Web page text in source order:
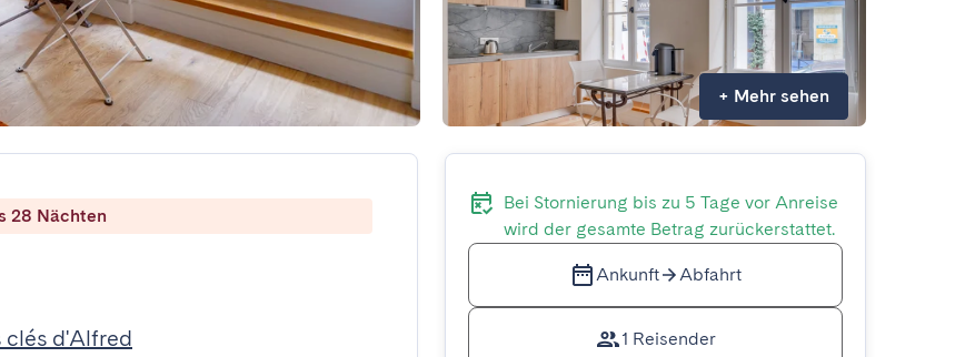
+ Mehr sehen
28 Nächten
clés d'Alfred
Bei Stornierung bis zu 5 Tage vor Anreise
wird der gesamte Betrag zurückerstattet.
Ankunft Abfahrt
1 Reisender